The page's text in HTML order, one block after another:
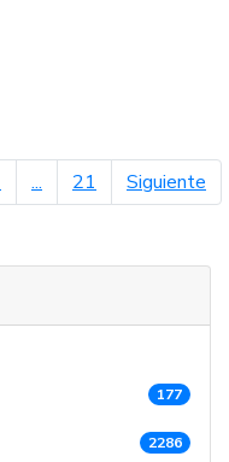
... 21 Siguiente
177
2286